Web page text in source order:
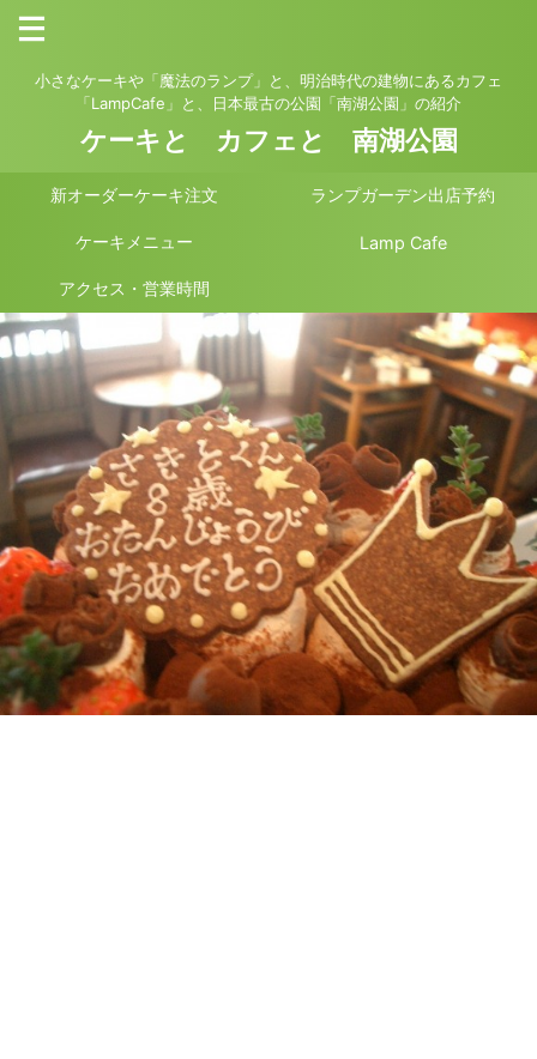
小さなケーキや「魔法のランプ」と、明治時代の建物にあるカフェ
「LampCafe」と、日本最古の公園「南湖公園」の紹介
ケーキと カフェと 南湖公園
新オーダーケーキ注文 ランプガーデン出店予約
ケーキメニュー Lamp Cafe
アクセス・営業時間